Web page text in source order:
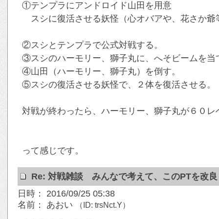
①テンプラにアンドロイド山田を用意
スシに復活させる妖怪（心オバアや、花さか爺
②スシとテンプラで公式対戦する。
③スシのハーモリー、獅子丸に、へそビームを当
④山田（ハーモリー、獅子丸）を倒す。
⑤スシの復活させる妖怪で、２体を復活させる。
対戦が終わったら、ハーモリー、獅子丸が６０レ
って感じです。
Re: 対戦雑談 みんなで考えて、このPTを改
日時： 2016/09/25 05:38
名前： あおい
（ID: trsNct.Y）